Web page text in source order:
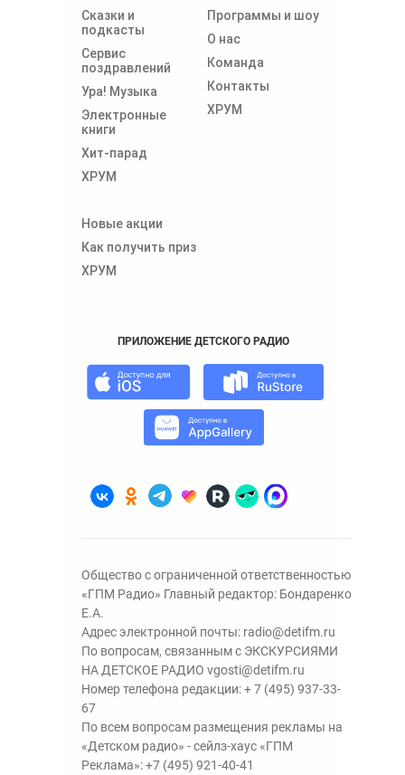
Сказки и
подкасты
Сервис
поздравлений
Ура! Музыка
Электронные
книги
Хит-парад
ХРУМ
Программы и шоу
О нас
Команда
Контакты
ХРУМ
Новые акции
Как получить приз
ХРУМ
ПРИЛОЖЕНИЕ ДЕТСКОГО РАДИО
Общество с ограниченной ответственностью
«ГПМ Радио» Главный редактор: Бондаренко
Е.А.
Адрес электронной почты: radio@detifm.ru
По вопросам, связанным с ЭКСКУРСИЯМИ
НА ДЕТСКОЕ РАДИО vgosti@detifm.ru
Номер телефона редакции:+ 7 (495) 937-33-
67
По всем вопросам размещения рекламы на
«Детском радио» - сейлз-хаус «ГПМ
Реклама»:+7 (495) 921-40-41